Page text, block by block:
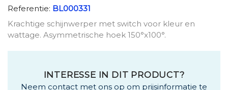
Referentie: BL000331
Krachtige schijnwerper met switch voor kleur en
wattage. Asymmetrische hoek 150°x100°.
INTERESSE IN DIT PRODUCT?
Neem contact met ons op om prijsinformatie te